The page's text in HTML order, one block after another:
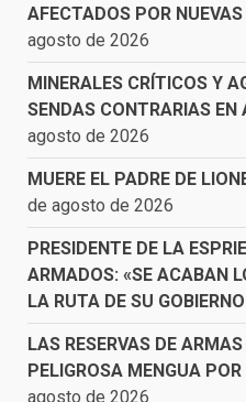
AFECTADOS POR
agosto de 2026
MINERALES CRÍTICOS Y
SENDAS CONTRARIAS
agosto de 2026
MUERE EL PADRE DE
de agosto de 2026
PRESIDENTE DE LA
ARMADOS: «SE ACABAN
LA RUTA DE SU GOBIERNO
LAS RESERVAS DE
PELIGROSA MENGUA
agosto de 2026